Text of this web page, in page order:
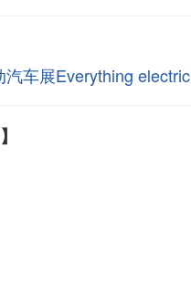
车展Everything electric